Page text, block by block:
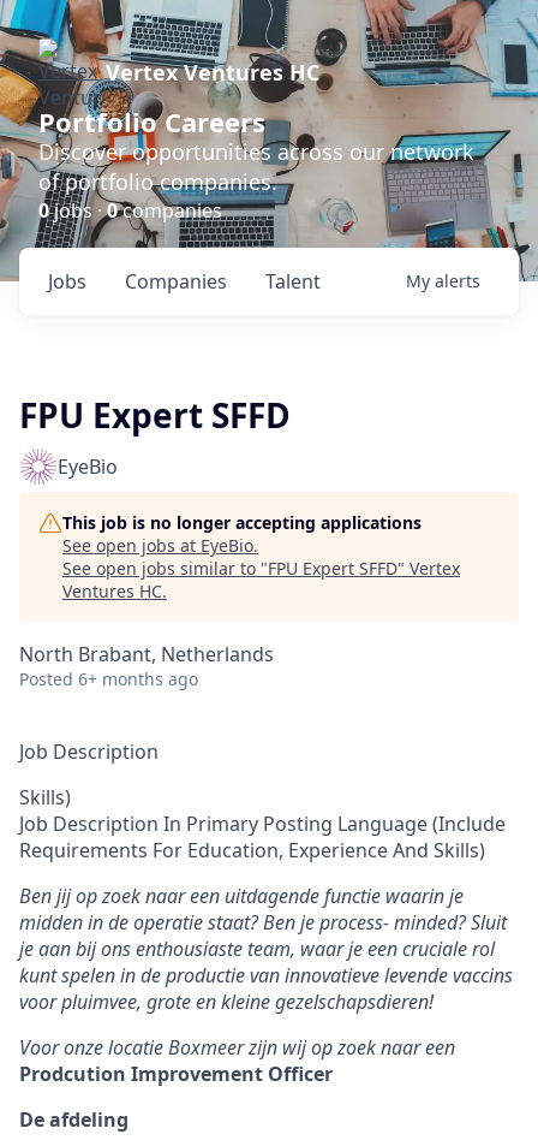
Vertex Ventures HC
Portfolio Careers
Discover opportunities across our network
of portfolio companies.
0jobs ·0companies
Jobs Companies Talent My alerts
FPU Expert SFFD
EyeBio
This job is no longer accepting applications
See open jobs at EyeBio.
See open jobs similar to "FPU Expert SFFD" Vertex
Ventures HC.
North Brabant, Netherlands
Posted 6+ months ago
Job Description
Skills)
Job Description In Primary Posting Language (Include
Requirements For Education, Experience And Skills)
Ben jij op zoek naar een uitdagende functie waarin je
midden in de operatie staat? Ben je process- minded? Sluit
je aan bij ons enthousiaste team, waar je een cruciale rol
kunt spelen in de productie van innovatieve levende vaccins
voor pluimvee, grote en kleine gezelschapsdieren!
Voor onze locatie Boxmeer zijn wij op zoek naar een
Prodcution Improvement Officer
De afdeling